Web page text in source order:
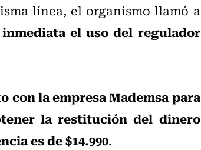
línea, el organismo llamó a
el uso del regulador
con la empresa Mademsa para
la restitución del dinero
es de $14.990.